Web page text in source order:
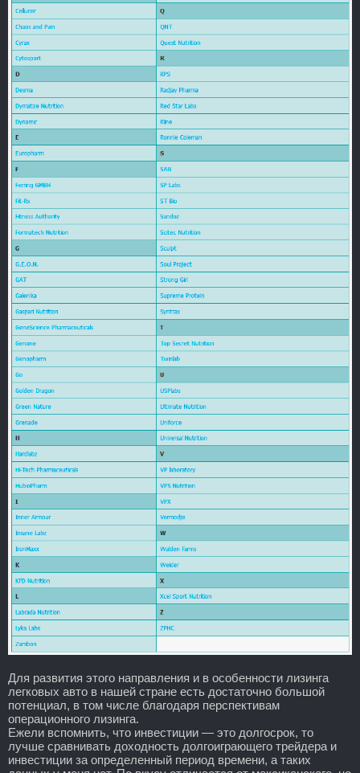
Для развития этого направления и в особенности лизинга
легковых авто в нашей стране есть достаточно большой
потенциал, в том числе благодаря перспективам
операционного лизинга.
Ежели вспомнить, что инвестиции — это долгосрок, то
лучше сравнивать доходность долгоиграющего трейдера и
инвестиции за определенный период времени, а таких